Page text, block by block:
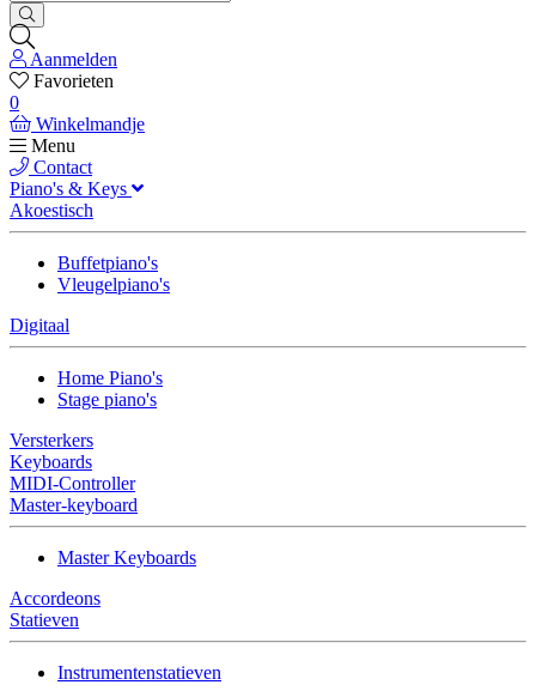
Aanmelden
Favorieten
0
Winkelmandje
Menu
Contact
Piano's & Keys
Akoestisch
Buffetpiano's
Vleugelpiano's
Digitaal
Home Piano's
Stage piano's
Versterkers
Keyboards
MIDI-Controller
Master-keyboard
Master Keyboards
Accordeons
Statieven
Instrumentenstatieven